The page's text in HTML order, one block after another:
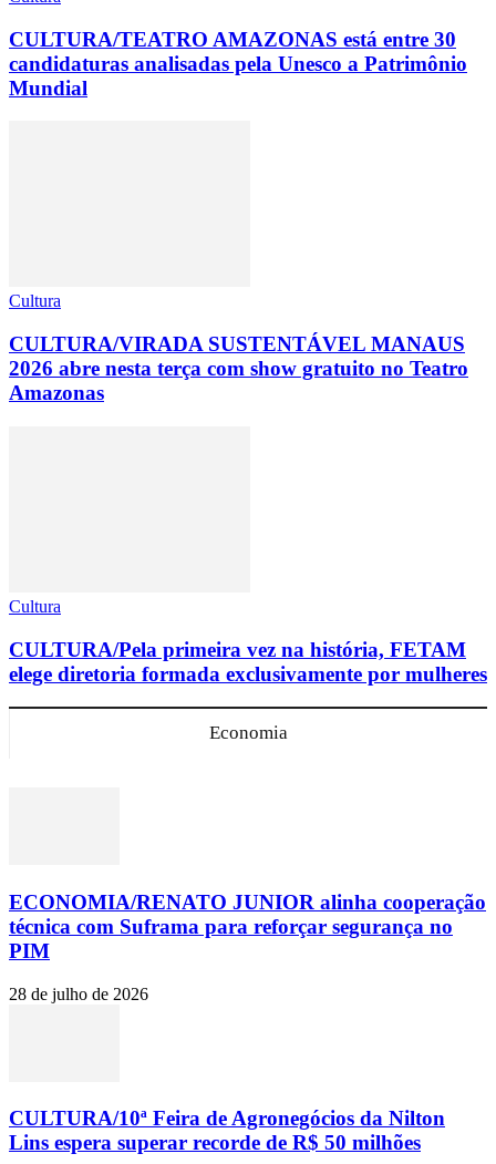
CULTURA/TEATRO AMAZONAS está entre 30
candidaturas analisadas pela Unesco a Patrimônio
Mundial
Cultura
CULTURA/VIRADA SUSTENTÁVEL MANAUS
2026 abre nesta terça com show gratuito no Teatro
Amazonas
Cultura
CULTURA/Pela primeira vez na história, FETAM
elege diretoria formada exclusivamente por mulheres
Economia
ECONOMIA/RENATO JUNIOR alinha cooperação
técnica com Suframa para reforçar segurança no
PIM
28 de julho de 2026
CULTURA/10ª Feira de Agronegócios da Nilton
Lins espera superar recorde de R$ 50 milhões